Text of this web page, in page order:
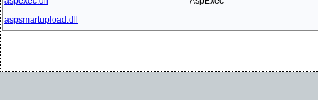
aspsmartupload.dll